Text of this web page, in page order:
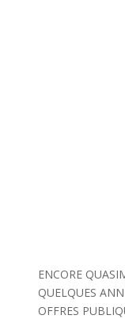
ENCORE
QUELQUES
OFFRES